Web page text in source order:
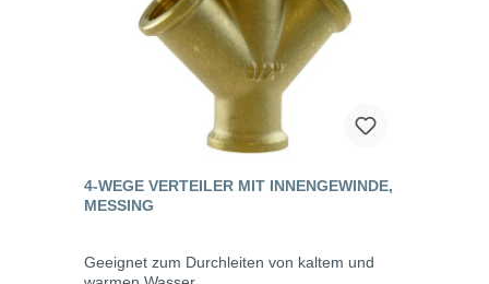
4-WEGE VERTEILER MIT INNENGEWINDE,
MESSING
Geeignet zum Durchleiten von kaltem und